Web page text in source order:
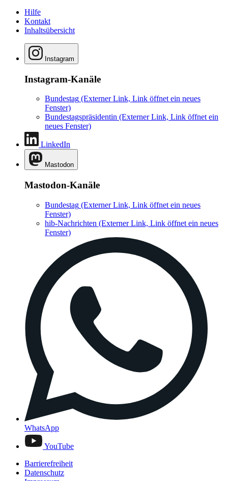
Hilfe
Kontakt
Inhaltsübersicht
Instagram
Instagram-Kanäle
Bundestag (Externer Link, Link öffnet ein neues
Fenster)
Bundestagspräsidentin (Externer Link, Link öffnet ein
neues Fenster)
LinkedIn
Mastodon
Mastodon-Kanäle
Bundestag (Externer Link, Link öffnet ein neues
Fenster)
hib-Nachrichten (Externer Link, Link öffnet ein neues
Fenster)
WhatsApp
YouTube
Barrierefreiheit
Datenschutz